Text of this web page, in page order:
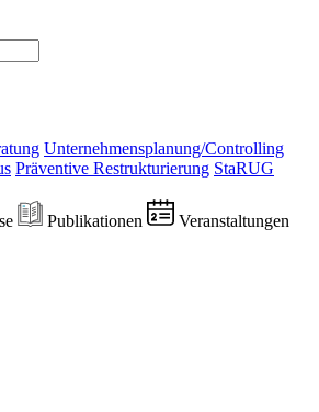
Unternehmensplanung/Controlling
Präventive Restrukturierung StaRUG
Publikationen Veranstaltungen